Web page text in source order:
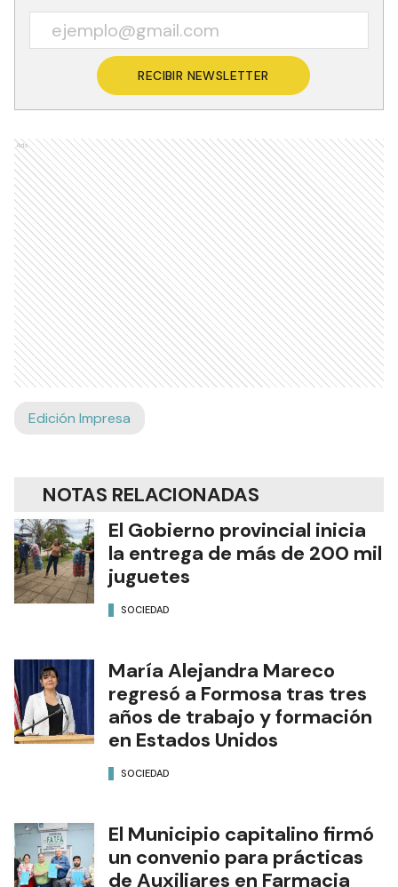
RECIBIR NEWSLETTER
Ads
Edición Impresa
NOTAS RELACIONADAS
El Gobierno provincial inicia
la entrega de más de 200 mil
juguetes
SOCIEDAD
María Alejandra Mareco
regresó a Formosa tras tres
años de trabajo y formación
en Estados Unidos
SOCIEDAD
El Municipio capitalino firmó
un convenio para prácticas
de Auxiliares en Farmacia